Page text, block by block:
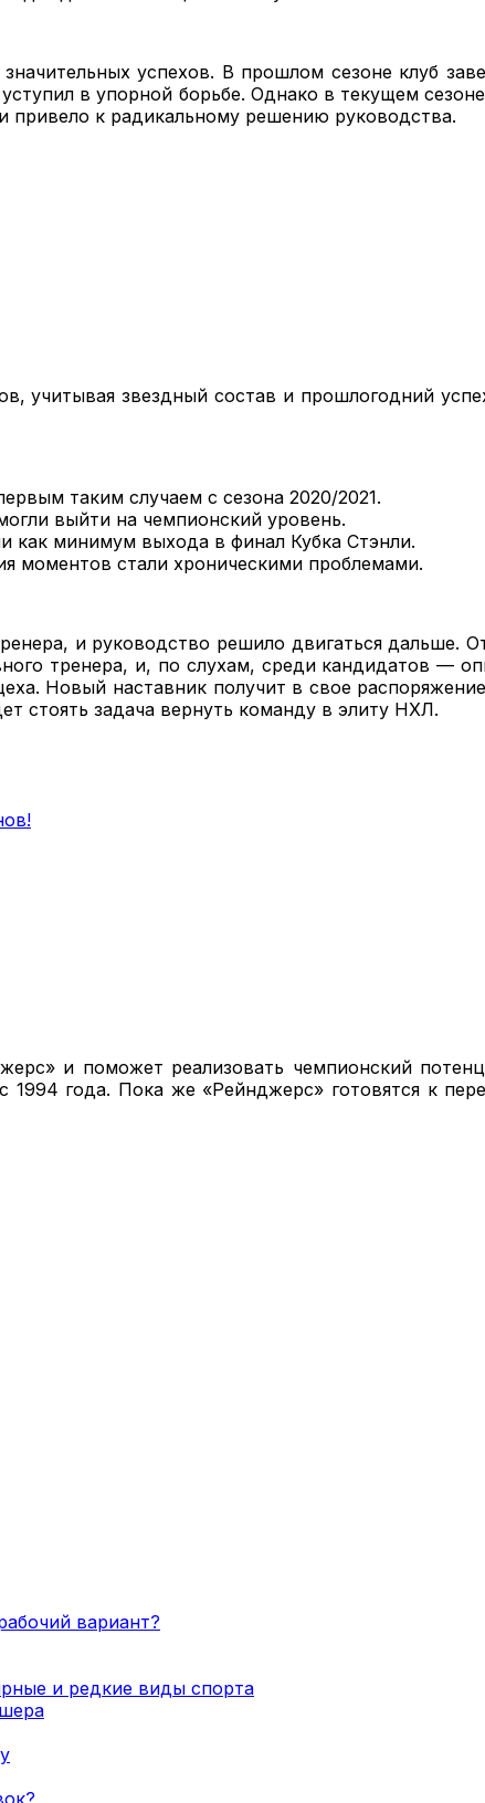
успехов. В прошлом сезоне клуб
в упорной борьбе. Однако в текущем
привело к радикальному решению руководства.
учитывая звездный состав и прошлогодний
таким случаем с сезона 2020/2021.
выйти на чемпионский уровень.
как минимум выхода в финал Кубка Стэнли.
моментов стали хроническими проблемами.
и руководство решило двигаться дальше.
тренера, и, по слухам, среди кандидатов —
Новый наставник получит в свое
стоять задача вернуть команду в элиту НХЛ.
и поможет реализовать чемпионский
года. Пока же «Рейнджерс» готовятся к
вариант?
и редкие виды спорта